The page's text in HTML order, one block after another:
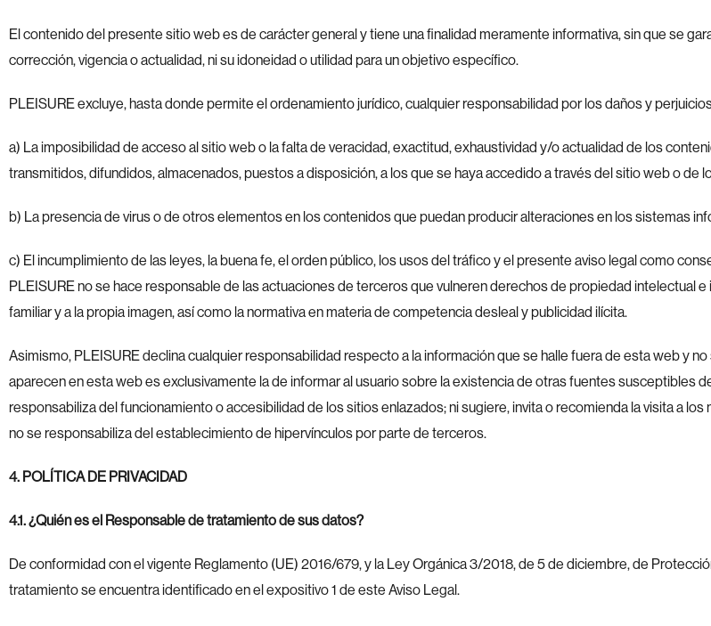
El contenido del presente sitio web es de carácter general y tiene una finalidad meramente informativa, sin que se
corrección, vigencia o actualidad, ni su idoneidad o utilidad para un objetivo específico.
PLEISURE excluye, hasta donde permite el ordenamiento jurídico, cualquier responsabilidad por los daños y
a) La imposibilidad de acceso al sitio web o la falta de veracidad, exactitud, exhaustividad y/o actualidad de los
transmitidos, difundidos, almacenados, puestos a disposición, a los que se haya accedido a través del sitio web o de
b) La presencia de virus o de otros elementos en los contenidos que puedan producir alteraciones en los sistemas
c) El incumplimiento de las leyes, la buena fe, el orden público, los usos del tráfico y el presente aviso legal como
PLEISURE no se hace responsable de las actuaciones de terceros que vulneren derechos de propiedad intelectual
familiar y a la propia imagen, así como la normativa en materia de competencia desleal y publicidad ilícita.
Asimismo, PLEISURE declina cualquier responsabilidad respecto a la información que se halle fuera de esta web y
aparecen en esta web es exclusivamente la de informar al usuario sobre la existencia de otras fuentes susceptibles
responsabiliza del funcionamiento o accesibilidad de los sitios enlazados; ni sugiere, invita o recomienda la visita a
no se responsabiliza del establecimiento de hipervínculos por parte de terceros.
4. POLÍTICA DE PRIVACIDAD
4.1. ¿Quién es el Responsable de tratamiento de sus datos?
De conformidad con el vigente Reglamento (UE) 2016/679, y la Ley Orgánica 3/2018, de 5 de diciembre, de
tratamiento se encuentra identificado en el expositivo 1 de este Aviso Legal.